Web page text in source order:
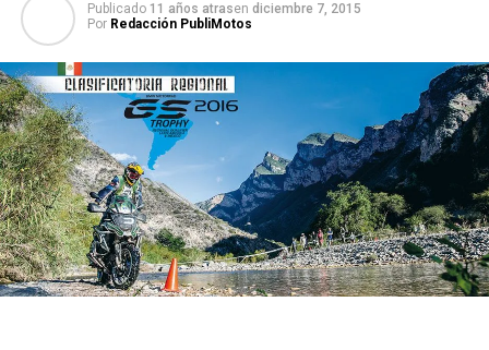
Publicado 11 años atrasen diciembre 7, 2015
Por Redacción PubliMotos